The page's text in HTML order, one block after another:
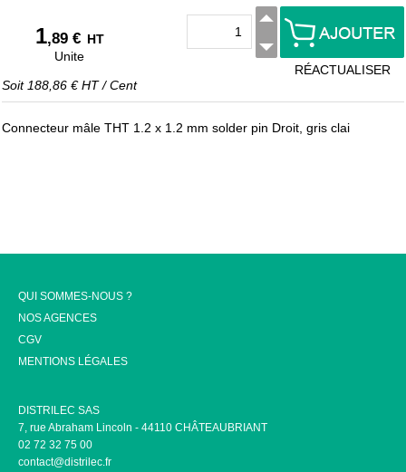
1,89 € HT
Unite
Soit 188,86 € HT/Cent
RÉACTUALISER
Connecteur mâle THT 1.2 x 1.2 mm solder pin Droit, gris clai
QUI SOMMES-NOUS ?
NOS AGENCES
CGV
MENTIONS LÉGALES
DISTRILEC SAS
7, rue Abraham Lincoln - 44110 CHÂTEAUBRIANT
02 72 32 75 00
contact@distrilec.fr